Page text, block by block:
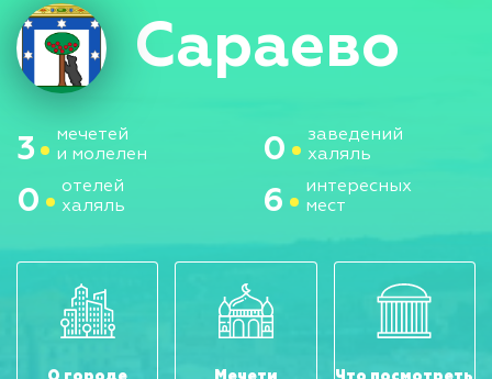
Сараево
3
мечетей
и молелен
0
заведений
халяль
0
отелей
халяль
6
интересных
мест